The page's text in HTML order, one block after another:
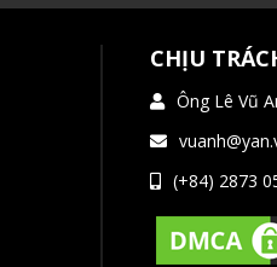
CHỊU
Ông Lê Vũ
(+84) 2873